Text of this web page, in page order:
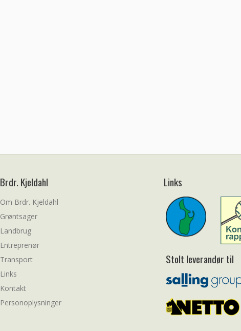
Brdr. Kjeldahl
Om Brdr. Kjeldahl
Grøntsager
Landbrug
Entreprenør
Transport
Links
Kontakt
Personoplysninger
Links
Stolt leverandør til